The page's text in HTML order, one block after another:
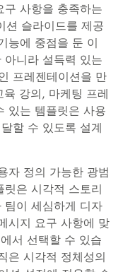
사항을 충족하는
션 슬라이드를 제공
능에 중점을 둔 이
니라 설득력 있는
프레젠테이션을 만
강의, 마케팅 프레
있는 템플릿은 사용
할 수 있도록 설계
자 정의 가능한 광범
은 시각적 스토리
팀이 세심하게 디자
시지 요구 사항에 맞
서 선택할 수 있습
은 시각적 정체성의